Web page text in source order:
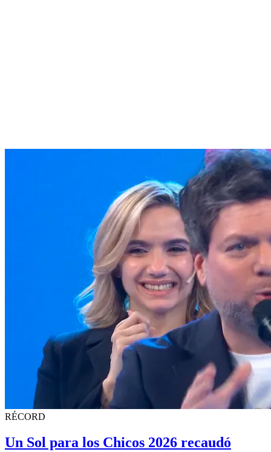
RÉCORD
Un Sol para los Chicos 2026 recaudó